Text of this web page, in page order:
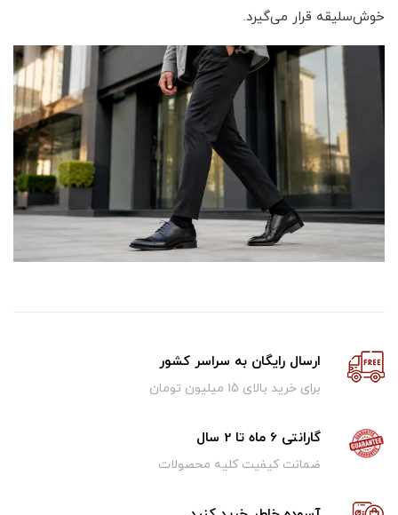
خوش‌سلیقه قرار می‌گیرد.
ارسال رایگان به سراسر کشور
برای خرید بالای ۱5 میلیون تومان
گارانتی 6 ماه تا 2 سال
ضمانت کیفیت کلیه محصولات